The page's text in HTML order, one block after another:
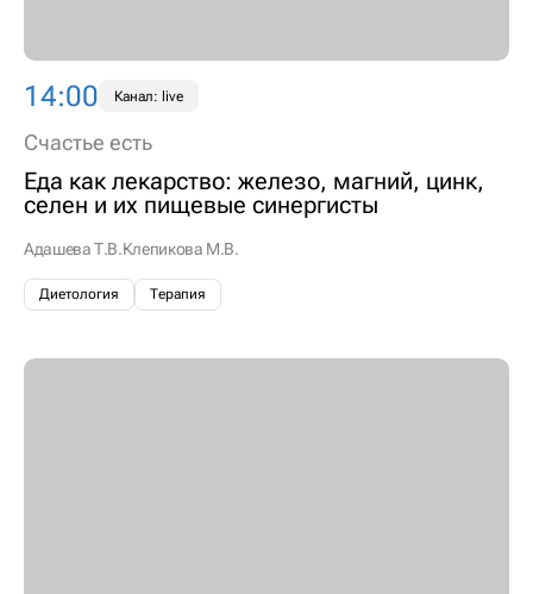
14:00 Канал: live
Счастье есть
Еда как лекарство: железо, магний, цинк,
селен и их пищевые синергисты
Адашева Т.В.Клепикова М.В.
Диетология Терапия